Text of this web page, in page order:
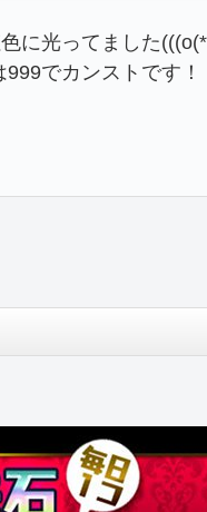
に光ってました
でカンストです！